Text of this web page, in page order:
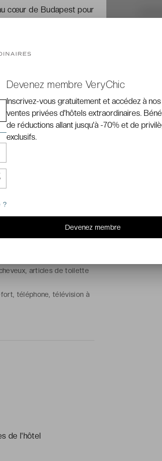
cœur de Budapest pour
hongroise. Son style
du savoir-vivre
du passé et confort
posez vos valises au
articles de toilette
téléphone, télévision à
de l'hôtel
La e-
?
Devenez membre VeryChic
Inscrivez-vous gratuitement et accédez à nos
ventes privées d'hôtels extraordinaires.
de réductions allant jusqu'à -70% et de
exclusifs.
Devenez membre